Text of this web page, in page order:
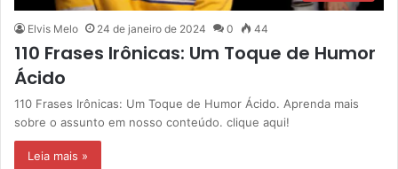
Elvis Melo 24 de janeiro de 2024 0 44
110 Frases Irônicas: Um Toque de Humor
Ácido
110 Frases Irônicas: Um Toque de Humor Ácido. Aprenda mais
sobre o assunto em nosso conteúdo. clique aqui!
Leia mais »